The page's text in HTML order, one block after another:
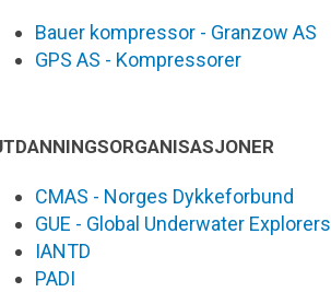
Bauer kompressor - Granzow AS
GPS AS - Kompressorer
CMAS - Norges Dykkeforbund
GUE - Global Underwater Explorers
IANTD
PADI